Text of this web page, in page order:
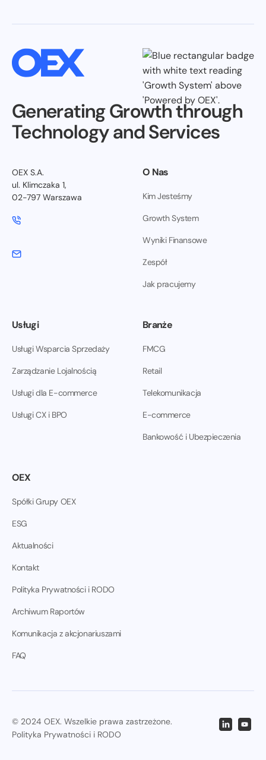
Generating Growth through
Technology and Services
OEX S.A.
ul. Klimczaka 1,
02-797 Warszawa
O Nas
Kim Jesteśmy
Growth System
Wyniki Finansowe
Zespół
Jak pracujemy
Usługi
Usługi Wsparcia Sprzedaży
Zarządzanie Lojalnością
Usługi dla E-commerce
Usługi CX i BPO
Branże
FMCG
Retail
Telekomunikacja
E-commerce
Bankowość i Ubezpieczenia
OEX
Spółki Grupy OEX
ESG
Aktualności
Kontakt
Polityka Prywatności i RODO
Archiwum Raportów
Komunikacja z akcjonariuszami
FAQ
© 2024 OEX. Wszelkie prawa zastrzeżone.
Polityka Prywatności i RODO